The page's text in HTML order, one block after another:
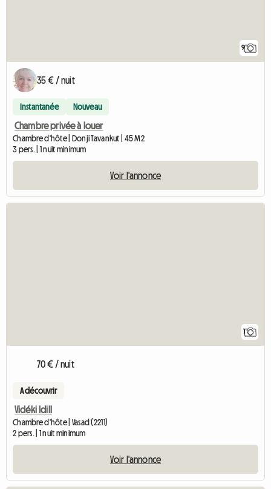
9
35 € / nuit
Instantanée Nouveau
Chambre privée à louer
Chambre d'hôte | Donji Tavankut | 45 M2
3 pers. | 1 nuit minimum
Voir l'annonce
1
70 € / nuit
A découvrir
Vidéki Idill
Chambre d'hôte | Vasad (2211)
2 pers. | 1 nuit minimum
Voir l'annonce